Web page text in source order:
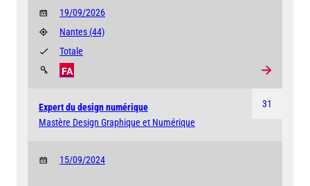
19/09/2026
Nantes (44)
FA
Totale
31
Expert du design numérique
Mastère Design Graphique et Numérique
15/09/2024